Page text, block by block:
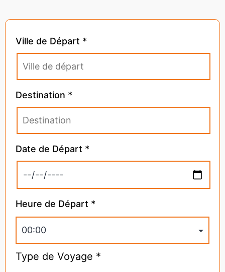
Ville de Départ *
Destination *
Date de Départ *
Heure de Départ *
Type de Voyage *